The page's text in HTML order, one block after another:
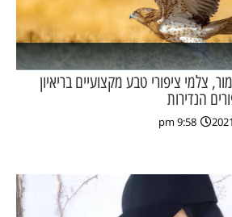
צלמי ציפורי טבע מקצועיים בריאיון
הנדירות
9:58 pm